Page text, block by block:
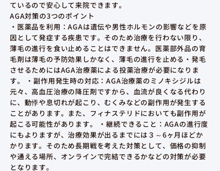
ているので安心して来院できます。
AGA対策の3つのポイント
・医薬品を利用：AGAは遺伝や男性ホルモンの影響などを原
因として発症する疾患です。そのため治療を行わない限り、
薄毛の進行を食い止めることはできません。医薬部外品の育
毛剤は薄毛の予防効果しかなく、薄毛の進行を止める・発毛
させるためにはAGA治療薬による投薬治療が必要になりま
す。 ・副作用発生時の対応：AGA治療薬のミノキシジルは
元々、高血圧治療の降圧剤ですから、血流が良くなる代わり
に、動悸や息切れが起こり、むくみなどの副作用が発生する
ことがあります。また、フィナステリドにおいても副作用が
起こる可能性があります。 ・継続できること：AGAの進行度
にもよりますが、治療効果が出るまでには３～6ヶ月ほどか
かります。そのため長期戦を考えた対策として、価格の抑制
や通える場所、オンラインで完結できるかなどの対策が必要
となります。